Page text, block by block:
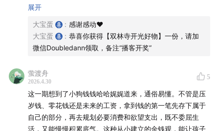
众选择”
- 用“钱去小米上班”讲懂股东、股票、长期等待与企业成长
19:30 –23:30
| 真实投资体验：孩子眼中没有“套牢”，只有
“更便宜”
- 定投实践：每月买入，股价下跌=钱更有购买力
真的让我对法律和自身权益有了全新的认知，也清楚了自己
在工作里该有的保障，听完心里踏实了很多。还有您聊到“在
什么都没有的情况下，怎么找到自己的方向”那几期，也给了
受到了那种鲜活的、充满可能性的创业氛围，瞬间就觉得整
个人都有干劲了。原来好的内容和环境，真的能给人这么多
力量，也让我对未来多了很多期待和勇气。
真的特别感谢您，能把这么真诚又有干货的内容带给我们，
展开
大宝蛋 : 感谢感动❤️
大宝蛋
: 恭喜你获得【双林寺开光好物】一份，请加
微信Doubledann领取，备注“播客开奖”
萤渡舟
2026.4.30
5
这一期想到了小狗钱钱哈哈娓娓道来，通俗易懂。不管是压
岁钱、零花钱还是未来的工资，拿到钱的第一笔先存下属于
自己的部分，再去规划必要消费和欲望支出，既不委屈生
活，又能慢慢积累底气。这种从小建立的金钱观，能让孩子